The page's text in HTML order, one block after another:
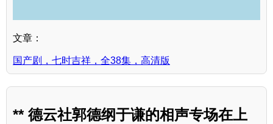
文章：
国产剧，七时吉祥，全38集，高清版
** 德云社郭德纲于谦的相声专场在上